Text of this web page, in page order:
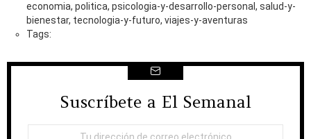
economia, politica, psicologia-y-desarrollo-personal, salud-y-
bienestar, tecnologia-y-futuro, viajes-y-aventuras
Tags:
NEWSLETTER
Suscríbete a El Semanal